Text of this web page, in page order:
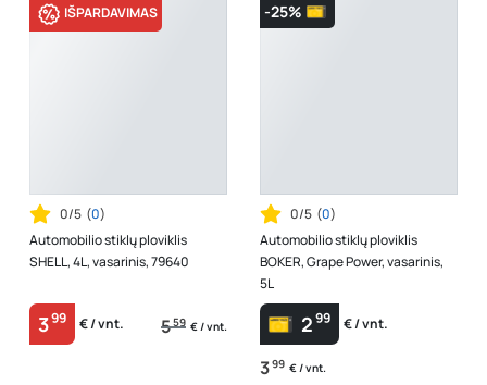
IŠPARDAVIMAS
0/5 (0)
Automobilio stiklų ploviklis
SHELL, 4L, vasarinis, 79640
399 € / vnt. 559 € / vnt.
-25%
0/5 (0)
Automobilio stiklų ploviklis
BOKER, Grape Power, vasarinis,
5L
299 € / vnt.
399 € / vnt.